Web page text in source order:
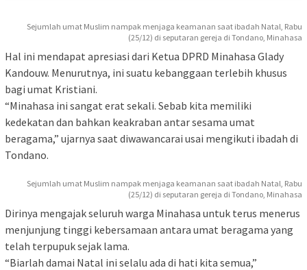
Sejumlah umat Muslim nampak menjaga keamanan saat ibadah Natal, Rabu
(25/12) di seputaran gereja di Tondano, Minahasa
Hal ini mendapat apresiasi dari Ketua DPRD Minahasa Glady
Kandouw. Menurutnya, ini suatu kebanggaan terlebih khusus
bagi umat Kristiani.
“Minahasa ini sangat erat sekali. Sebab kita memiliki
kedekatan dan bahkan keakraban antar sesama umat
beragama,” ujarnya saat diwawancarai usai mengikuti ibadah di
Tondano.
Sejumlah umat Muslim nampak menjaga keamanan saat ibadah Natal, Rabu
(25/12) di seputaran gereja di Tondano, Minahasa
Dirinya mengajak seluruh warga Minahasa untuk terus menerus
menjunjung tinggi kebersamaan antara umat beragama yang
telah terpupuk sejak lama.
“Biarlah damai Natal ini selalu ada di hati kita semua,”